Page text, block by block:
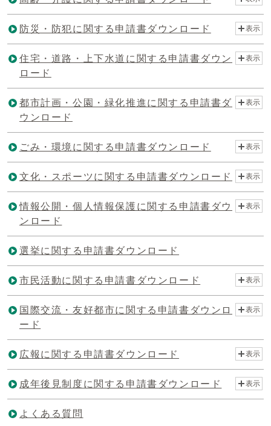
防災・防犯に関する申請書ダウンロード 表示
住宅・道路・上下水道に関する申請書ダウン
ロード
表示
都市計画・公園・緑化推進に関する申請書ダ
ウンロード
表示
ごみ・環境に関する申請書ダウンロード 表示
文化・スポーツに関する申請書ダウンロード 表示
情報公開・個人情報保護に関する申請書ダウ
ンロード
表示
選挙に関する申請書ダウンロード
市民活動に関する申請書ダウンロード 表示
国際交流・友好都市に関する申請書ダウンロ
ード
表示
広報に関する申請書ダウンロード 表示
成年後見制度に関する申請書ダウンロード 表示
よくある質問